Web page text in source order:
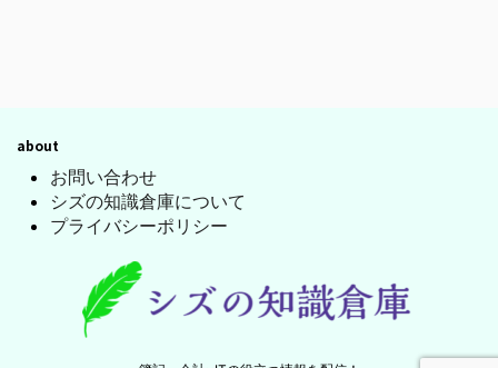
about
お問い合わせ
シズの知識倉庫について
プライバシーポリシー